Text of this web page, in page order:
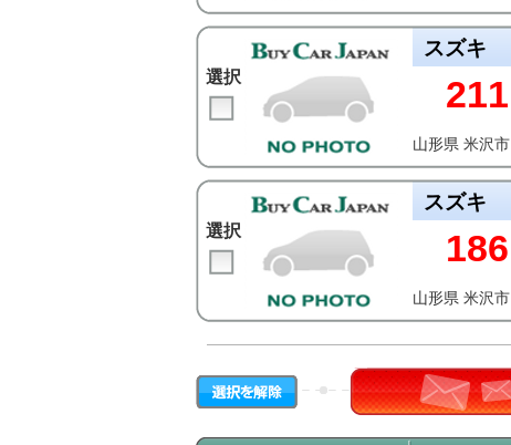
選択
スズキ
211
山形県 米沢市
選択
スズキ
186
山形県 米沢市